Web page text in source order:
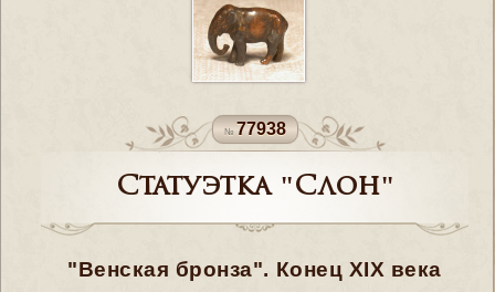
77938
Статуэтка "Слон"
"Венская бронза". Конец XIX века